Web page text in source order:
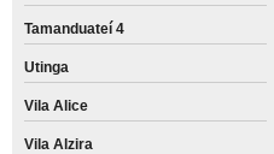
Tamanduateí 4
Utinga
Vila Alice
Vila Alzira